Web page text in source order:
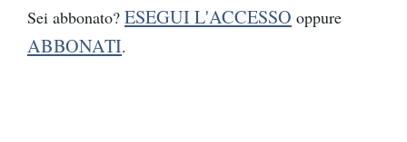
Sei abbonato? ESEGUI L'ACCESSO oppure
ABBONATI.